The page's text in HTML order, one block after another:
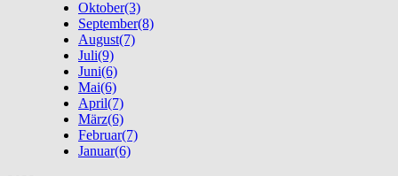
Oktober(3)
September(8)
August(7)
Juli(9)
Juni(6)
Mai(6)
April(7)
März(6)
Februar(7)
Januar(6)